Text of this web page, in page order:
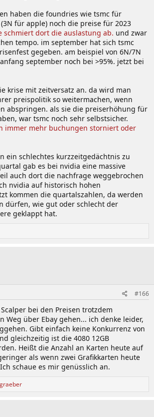
haben die foundries wie tsmc für
für apple) noch die preise für 2023
schmiert dort die auslastung ab. und zwar
tempo. im september hat sich tsmc
gegeben. am beispiel von 6N/7N
september noch bei >95%. jetzt bei
krise mit zeitversatz an. da wird man
preispolitik so weitermachen, wenn
abspringen. als sie die preiserhöhung für
war tsmc noch sehr selbstsicher.
immer mehr buchungen storniert oder
ein schlechtes kurzzeitgedächtnis zu
gab es bei nvidia eine massive
auch dort die nachfrage weggebrochen
nvidia auf historisch hohen
kommen die quartalszahlen, da werden
dürfen, wie gut oder schlecht der
geklappt hat.
#166
bei den Preisen trotzdem
Weg über Ebay gehen... ich denke leider,
Gibt einfach keine Konkurrenz von
gleichzeitig ist die 4080 12GB
Heißt die Anzahl an Karten heute auf
als wenn zwei Grafikkarten heute
schaue es mir genüsslich an.